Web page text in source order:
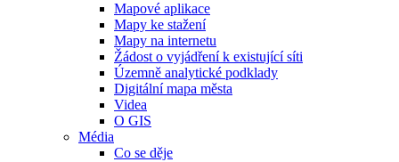
Mapové aplikace
Mapy ke stažení
Mapy na internetu
Žádost o vyjádření k existující síti
Územně analytické podklady
Digitální mapa města
Videa
O GIS
Média
Co se děje